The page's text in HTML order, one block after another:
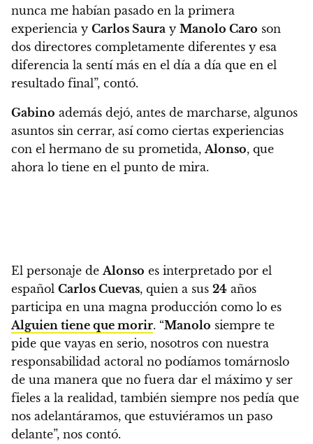
nunca me habían pasado en la primera
experiencia y Carlos Saura y Manolo Caro son
dos directores completamente diferentes y esa
diferencia la sentí más en el día a día que en el
resultado final”, contó.
Gabino además dejó, antes de marcharse, algunos
asuntos sin cerrar, así como ciertas experiencias
con el hermano de su prometida, Alonso, que
ahora lo tiene en el punto de mira.
El personaje de Alonso es interpretado por el
español Carlos Cuevas, quien a sus 24 años
participa en una magna producción como lo es
Alguien tiene que morir. “Manolo siempre te
pide que vayas en serio, nosotros con nuestra
responsabilidad actoral no podíamos tomárnoslo
de una manera que no fuera dar el máximo y ser
fieles a la realidad, también siempre nos pedía que
nos adelantáramos, que estuviéramos un paso
delante”, nos contó.